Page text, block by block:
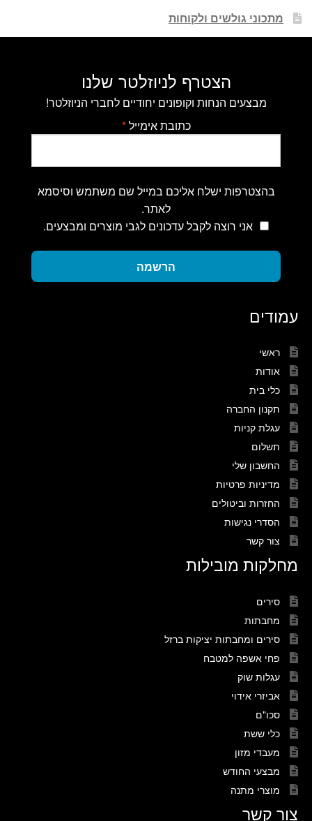
מתכוני גולשים ולקוחות
הצטרף לניוזלטר שלנו
מבצעים הנחות וקופונים יחודיים לחברי הניוזלטר!
כתובת אימייל*
בהצטרפות ישלח אליכם במייל שם משתמש וסיסמא
לאתר.
אני רוצה לקבל עדכונים לגבי מוצרים ומבצעים.
הרשמה
עמודים
ראשי
אודות
כלי בית
תקנון החברה
עגלת קניות
תשלום
החשבון שלי
מדיניות פרטיות
החזרות וביטולים
הסדרי נגישות
צור קשר
מחלקות מובילות
סירים
מחבתות
סירים ומחבתות יציקות ברזל
פחי אשפה למטבח
עגלות שוק
אביזרי אידוי
סכו"ם
כלי ששת
מעבדי מזון
מבצעי החודש
מוצרי מתנה
צור קשר